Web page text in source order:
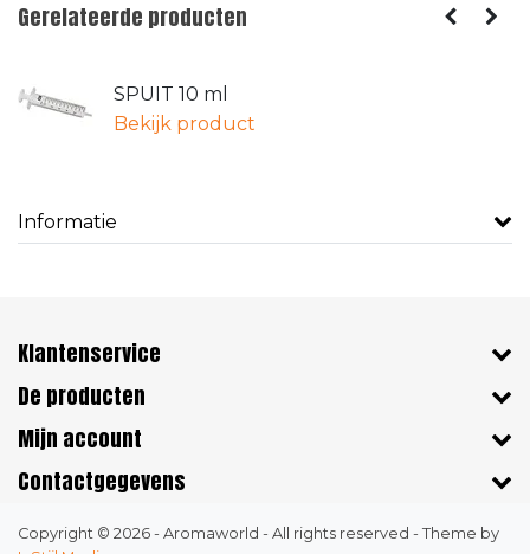
Gerelateerde producten
SPUIT 10 ml
Bekijk product
Informatie
Klantenservice
De producten
Mijn account
Contactgegevens
Copyright © 2026 - Aromaworld - All rights reserved - Theme by